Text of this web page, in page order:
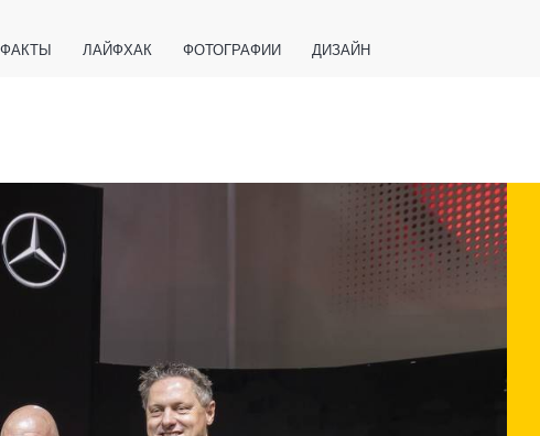
ФАКТЫ ЛАЙФХАК ФОТОГРАФИИ ДИЗАЙН